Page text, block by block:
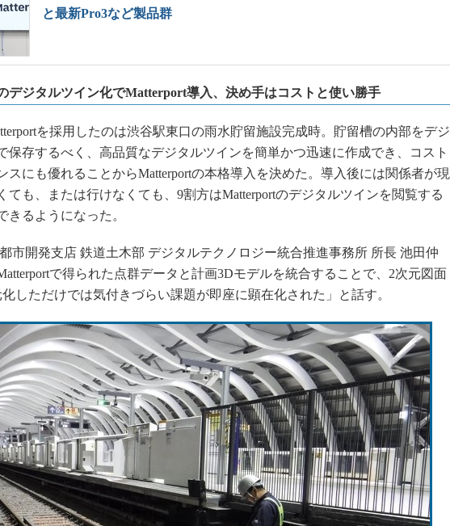
と最新Pro3など製品群
デジタルツイン化でMatterport導入、決め手はコストと使い勝手
を採用したのは渋谷駅東口の雨水貯留施設完成時。貯留槽の内部をデジ
保存するべく、高品質なデジタルツインを簡単かつ迅速に作成でき、コスト
スにも優れることからMatterportの本格導入を決めた。導入後には関係者が現
ても、または行けなくても、9割方はMatterportのデジタルツインを閲覧する
きるようになった。
市開発支店 鉄道土木部 デジタルテクノロジー統合推進事務所 所長 池田仲
で得られた点群データと計画3Dモデルを統合することで、2次元図面
しただけでは気付きづらい課題が即座に顕在化された」と話す。